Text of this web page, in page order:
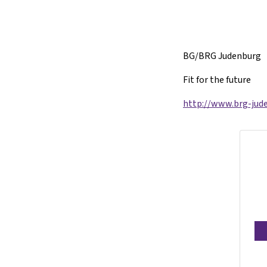
BG/BRG Judenburg
Fit for the future
http://www.brg-